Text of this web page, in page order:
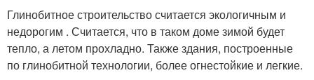
Глинобитное строительство считается экологичным и
недорогим . Считается, что в таком доме зимой будет
тепло, а летом прохладно. Также здания, построенные
по глинобитной технологии, более огнестойкие и легкие.